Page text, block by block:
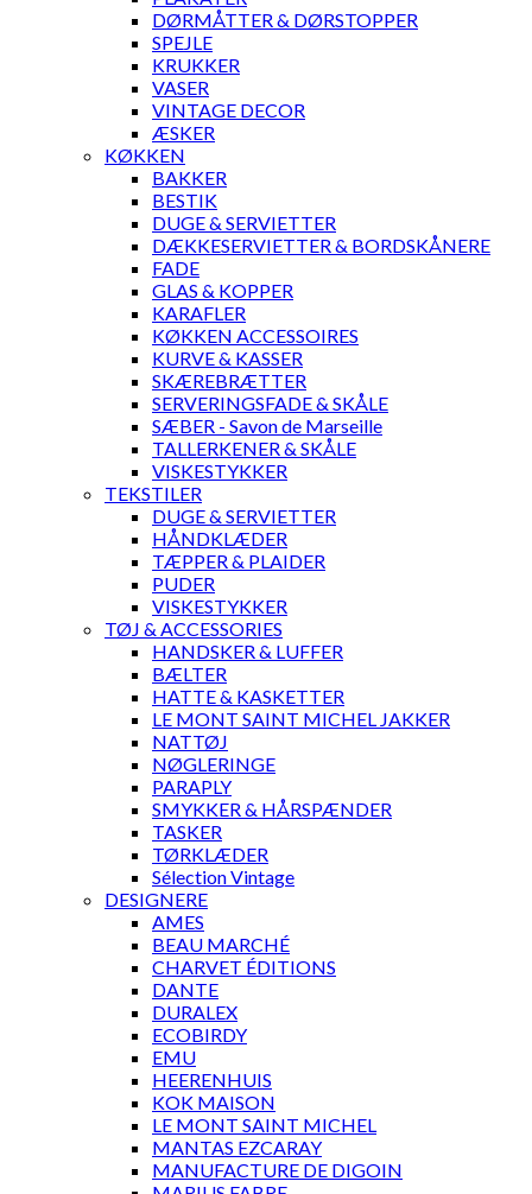
DØRMÅTTER & DØRSTOPPER
SPEJLE
KRUKKER
VASER
VINTAGE DECOR
ÆSKER
KØKKEN
BAKKER
BESTIK
DUGE & SERVIETTER
DÆKKESERVIETTER & BORDSKÅNERE
FADE
GLAS & KOPPER
KARAFLER
KØKKEN ACCESSOIRES
KURVE & KASSER
SKÆREBRÆTTER
SERVERINGSFADE & SKÅLE
SÆBER - Savon de Marseille
TALLERKENER & SKÅLE
VISKESTYKKER
TEKSTILER
DUGE & SERVIETTER
HÅNDKLÆDER
TÆPPER & PLAIDER
PUDER
VISKESTYKKER
TØJ & ACCESSORIES
HANDSKER & LUFFER
BÆLTER
HATTE & KASKETTER
LE MONT SAINT MICHEL JAKKER
NATTØJ
NØGLERINGE
PARAPLY
SMYKKER & HÅRSPÆNDER
TASKER
TØRKLÆDER
Sélection Vintage
DESIGNERE
AMES
BEAU MARCHÉ
CHARVET ÉDITIONS
DANTE
DURALEX
ECOBIRDY
EMU
HEERENHUIS
KOK MAISON
LE MONT SAINT MICHEL
MANTAS EZCARAY
MANUFACTURE DE DIGOIN